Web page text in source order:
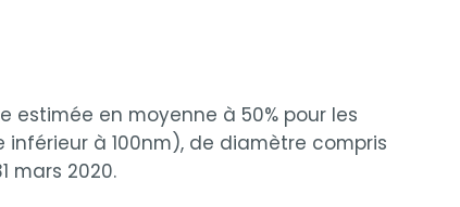
estimée en moyenne à 50% pour les
à 100nm), de diamètre compris
mars 2020.